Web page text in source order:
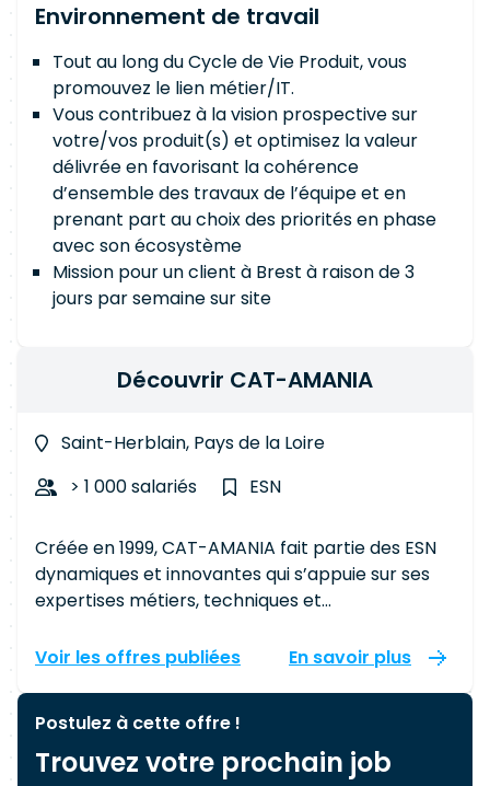
Environnement de travail
Tout au long du Cycle de Vie Produit, vous
promouvez le lien métier/IT.
Vous contribuez à la vision prospective sur
votre/vos produit(s) et optimisez la valeur
délivrée en favorisant la cohérence
d’ensemble des travaux de l’équipe et en
prenant part au choix des priorités en phase
avec son écosystème
Mission pour un client à Brest à raison de 3
jours par semaine sur site
Découvrir CAT-AMANIA
Saint-Herblain, Pays de la Loire
> 1 000 salariés
ESN
Créée en 1999, CAT-AMANIA fait partie des ESN
dynamiques et innovantes qui s’appuie sur ses
expertises métiers, techniques et
dans leur transformation digitale. Aujourd’hui
agences en France et à l’international.
Construire ensemble pour mieux grandir Portée
Voir les offres publiées En savoir plus
Postulez à cette offre !
Trouvez votre prochain job